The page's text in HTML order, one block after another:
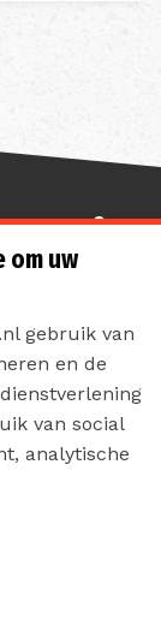
in
om uw
gebruik van
en de
van social
analytische